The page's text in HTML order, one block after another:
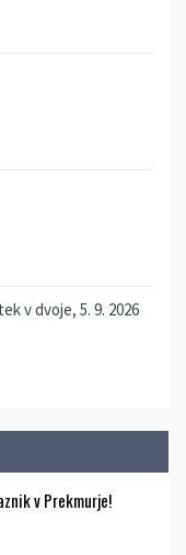
v dvoje, 5. 9. 2026
v Prekmurje!